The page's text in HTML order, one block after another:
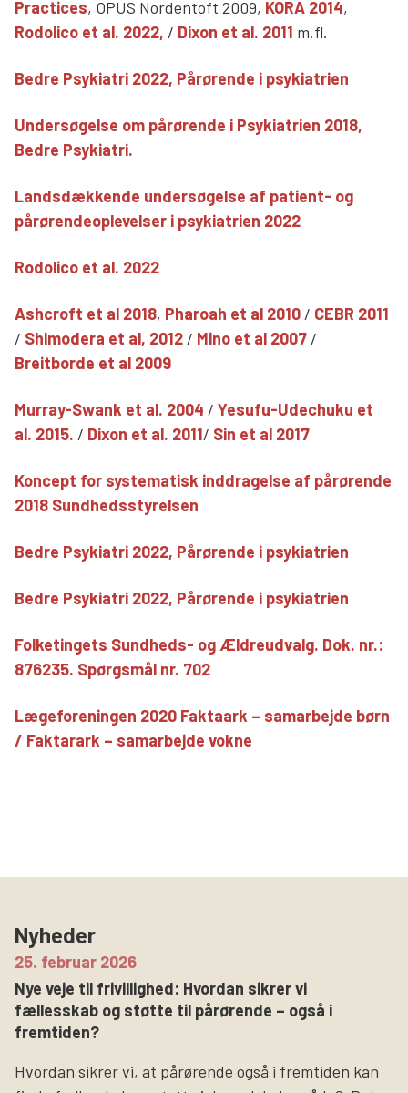
Practices, OPUS Nordentoft 2009, KORA 2014,
Rodolico et al. 2022, / Dixon et al. 2011 m.fl.
Bedre Psykiatri 2022, Pårørende i psykiatrien
Undersøgelse om pårørende i Psykiatrien 2018,
Bedre Psykiatri.
Landsdækkende undersøgelse af patient- og
pårørendeoplevelser i psykiatrien 2022
Rodolico et al. 2022
Ashcroft et al 2018, Pharoah et al 2010 / CEBR 2011
/ Shimodera et al, 2012 / Mino et al 2007 /
Breitborde et al 2009
Murray-Swank et al. 2004 / Yesufu-Udechuku et
al. 2015. / Dixon et al. 2011/ Sin et al 2017
Koncept for systematisk inddragelse af pårørende
2018 Sundhedsstyrelsen
Bedre Psykiatri 2022, Pårørende i psykiatrien
Bedre Psykiatri 2022, Pårørende i psykiatrien
Folketingets Sundheds- og Ældreudvalg. Dok. nr.:
876235. Spørgsmål nr. 702
Lægeforeningen 2020 Faktaark – samarbejde børn
/ Faktarark – samarbejde vokne
Nyheder
25. februar 2026
Nye veje til frivillighed: Hvordan sikrer vi
fællesskab og støtte til pårørende – også i
fremtiden?
Hvordan sikrer vi, at pårørende også i fremtiden kan